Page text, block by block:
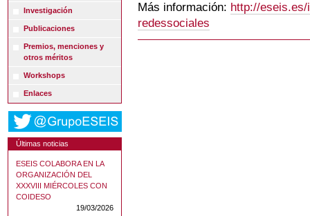
Investigación
Publicaciones
Premios, menciones y
otros méritos
Workshops
Enlaces
Últimas noticias
ESEIS COLABORA EN LA
ORGANIZACIÓN DEL
XXXVIII MIÉRCOLES CON
COIDESO
19/03/2026
Más información: http://
redessociales